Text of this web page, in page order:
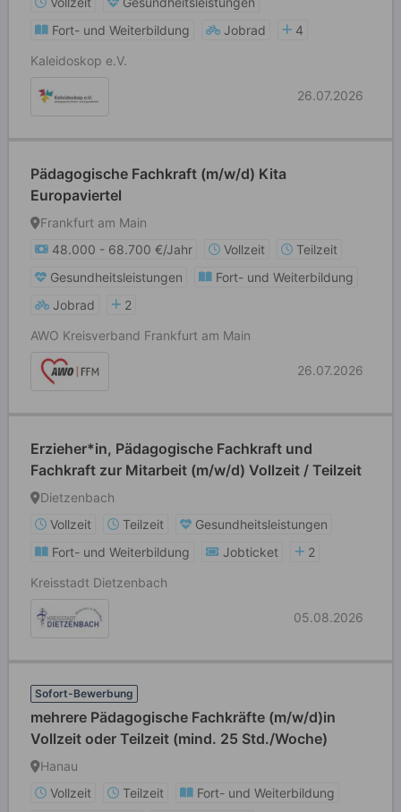
Fort- und Weiterbildung
Jobrad
4
Kaleidoskop e.V.
26.07.2026
Pädagogische Fachkraft (m/w/d) Kita
Europaviertel
Frankfurt am Main
48.000 - 68.700 €/Jahr
Vollzeit
Teilzeit
Gesundheitsleistungen
Fort- und Weiterbildung
Jobrad
2
AWO Kreisverband Frankfurt am Main
26.07.2026
Erzieher*in, Pädagogische Fachkraft und
Fachkraft zur Mitarbeit (m/w/d) Vollzeit / Teilzeit
Dietzenbach
Vollzeit
Teilzeit
Gesundheitsleistungen
Fort- und Weiterbildung
Jobticket
2
Kreisstadt Dietzenbach
05.08.2026
Sofort-Bewerbung
mehrere Pädagogische Fachkräfte (m/w/d)in
Vollzeit oder Teilzeit (mind. 25 Std./Woche)
Hanau
Vollzeit
Teilzeit
Fort- und Weiterbildung